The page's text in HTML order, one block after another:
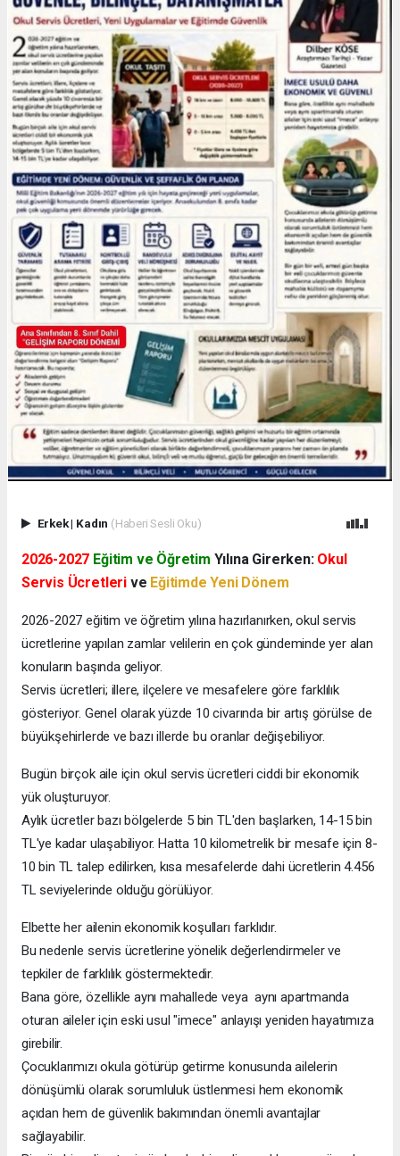
Erkek| Kadın (Haberi Sesli Oku)
2026-2027 Eğitim ve Öğretim Yılına Girerken: Okul
Servis Ücretleri ve Eğitimde Yeni Dönem
2026-2027 eğitim ve öğretim yılına hazırlanırken, okul servis
ücretlerine yapılan zamlar velilerin en çok gündeminde yer alan
konuların başında geliyor.
Servis ücretleri; illere, ilçelere ve mesafelere göre farklılık
gösteriyor. Genel olarak yüzde 10 civarında bir artış görülse de
büyükşehirlerde ve bazı illerde bu oranlar değişebiliyor.
Bugün birçok aile için okul servis ücretleri ciddi bir ekonomik
yük oluşturuyor.
Aylık ücretler bazı bölgelerde 5 bin TL'den başlarken, 14-15 bin
TL'ye kadar ulaşabiliyor. Hatta 10 kilometrelik bir mesafe için 8-
10 bin TL talep edilirken, kısa mesafelerde dahi ücretlerin 4.456
TL seviyelerinde olduğu görülüyor.
Elbette her ailenin ekonomik koşulları farklıdır.
Bu nedenle servis ücretlerine yönelik değerlendirmeler ve
tepkiler de farklılık göstermektedir.
Bana göre, özellikle aynı mahallede veya aynı apartmanda
oturan aileler için eski usul "imece" anlayışı yeniden hayatımıza
girebilir.
Çocuklarımızı okula götürüp getirme konusunda ailelerin
dönüşümlü olarak sorumluluk üstlenmesi hem ekonomik
açıdan hem de güvenlik bakımından önemli avantajlar
sağlayabilir.